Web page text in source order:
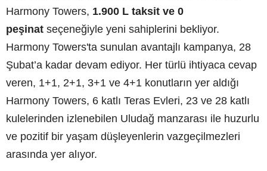
Harmony Towers, 1.900 L taksit ve 0
peşinat seçeneğiyle yeni sahiplerini bekliyor.
Harmony Towers'ta sunulan avantajlı kampanya, 28
Şubat’a kadar devam ediyor. Her türlü ihtiyaca cevap
veren, 1+1, 2+1, 3+1 ve 4+1 konutların yer aldığı
Harmony Towers, 6 katlı Teras Evleri, 23 ve 28 katlı
kulelerinden izlenebilen Uludağ manzarası ile huzurlu
ve pozitif bir yaşam düşleyenlerin vazgeçilmezleri
arasında yer alıyor.